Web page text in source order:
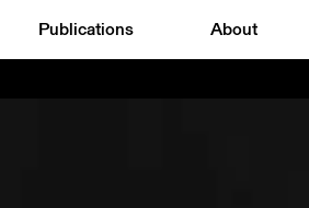
Publications About